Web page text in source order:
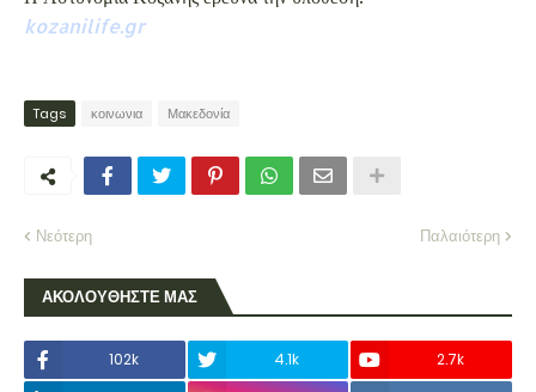
kozanilife.gr
Tags κοινωνια Μακεδονία
Νεότερη Παλαιότερη
ΑΚΟΛΟΥΘΗΣΤΕ ΜΑΣ
102k 4.1k
2.7k